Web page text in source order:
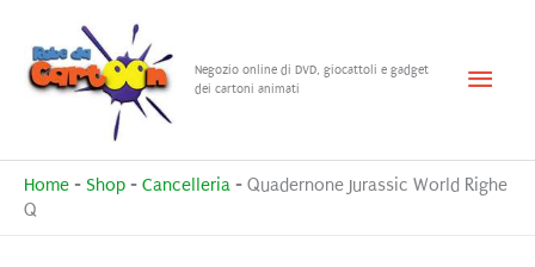
contenuto
Negozio online di DVD, giocattoli e gadget
dei cartoni animati
Menu
Home - Shop - Cancelleria - Quadernone Jurassic World Righe
Q